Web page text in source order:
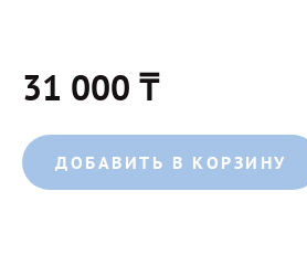
31 000 ₸
ДОБАВИТЬ В КОРЗИНУ